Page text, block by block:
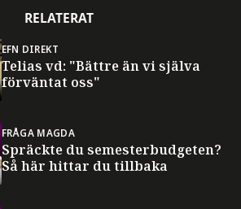
RELATERAT
EFN DIREKT
Telias vd: "Bättre än vi själva
förväntat oss"
FRÅGA MAGDA
Spräckte du semesterbudgeten?
Så här hittar du tillbaka